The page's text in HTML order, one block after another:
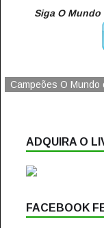
Siga O
Campeões O
ADQUIRA O
FACEBOOK